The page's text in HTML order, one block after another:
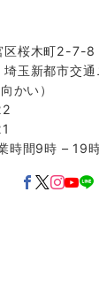
区桜木町2-7-8
玉新都市交
かい）
時間9時 – 19